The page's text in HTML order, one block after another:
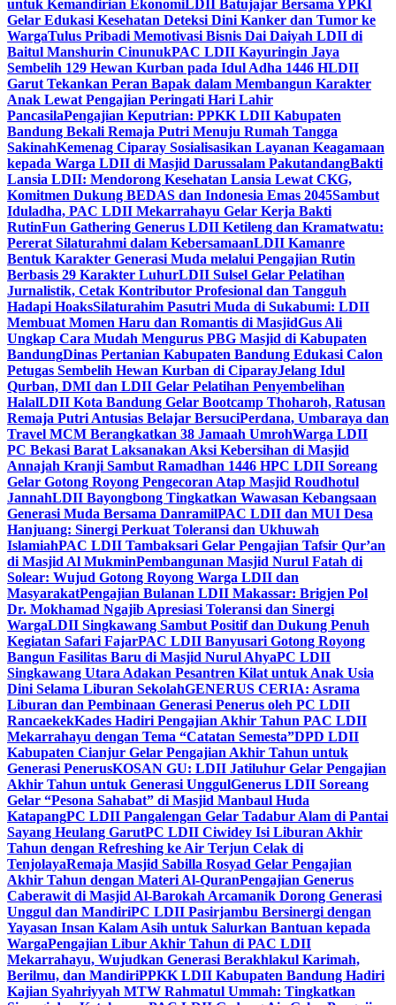
untuk Kemandirian EkonomiLDII Batujajar Bersama YPKI
Gelar Edukasi Kesehatan Deteksi Dini Kanker dan Tumor ke
WargaTulus Pribadi Memotivasi Bisnis Dai Daiyah LDII di
Baitul Manshurin CinunukPAC LDII Kayuringin Jaya
Sembelih 129 Hewan Kurban pada Idul Adha 1446 HLDII
Garut Tekankan Peran Bapak dalam Membangun Karakter
Anak Lewat Pengajian Peringati Hari Lahir
PancasilaPengajian Keputrian: PPKK LDII Kabupaten
Bandung Bekali Remaja Putri Menuju Rumah Tangga
SakinahKemenag Ciparay Sosialisasikan Layanan Keagamaan
kepada Warga LDII di Masjid Darussalam PakutandangBakti
Lansia LDII: Mendorong Kesehatan Lansia Lewat CKG,
Komitmen Dukung BEDAS dan Indonesia Emas 2045Sambut
Iduladha, PAC LDII Mekarrahayu Gelar Kerja Bakti
RutinFun Gathering Generus LDII Ketileng dan Kramatwatu:
Pererat Silaturahmi dalam KebersamaanLDII Kamanre
Bentuk Karakter Generasi Muda melalui Pengajian Rutin
Berbasis 29 Karakter LuhurLDII Sulsel Gelar Pelatihan
Jurnalistik, Cetak Kontributor Profesional dan Tangguh
Hadapi HoaksSilaturahim Pasutri Muda di Sukabumi: LDII
Membuat Momen Haru dan Romantis di MasjidGus Ali
Ungkap Cara Mudah Mengurus PBG Masjid di Kabupaten
BandungDinas Pertanian Kabupaten Bandung Edukasi Calon
Petugas Sembelih Hewan Kurban di CiparayJelang Idul
Qurban, DMI dan LDII Gelar Pelatihan Penyembelihan
HalalLDII Kota Bandung Gelar Bootcamp Thoharoh, Ratusan
Remaja Putri Antusias Belajar BersuciPerdana, Umbaraya dan
Travel MCM Berangkatkan 38 Jamaah UmrohWarga LDII
PC Bekasi Barat Laksanakan Aksi Kebersihan di Masjid
Annajah Kranji Sambut Ramadhan 1446 HPC LDII Soreang
Gelar Gotong Royong Pengecoran Atap Masjid Roudhotul
JannahLDII Bayongbong Tingkatkan Wawasan Kebangsaan
Generasi Muda Bersama DanramilPAC LDII dan MUI Desa
Hanjuang: Sinergi Perkuat Toleransi dan Ukhuwah
IslamiahPAC LDII Tambaksari Gelar Pengajian Tafsir Qur’an
di Masjid Al MukminPembangunan Masjid Nurul Fatah di
Solear: Wujud Gotong Royong Warga LDII dan
MasyarakatPengajian Bulanan LDII Makassar: Brigjen Pol
Dr. Mokhamad Ngajib Apresiasi Toleransi dan Sinergi
WargaLDII Singkawang Sambut Positif dan Dukung Penuh
Kegiatan Safari FajarPAC LDII Banyusari Gotong Royong
Bangun Fasilitas Baru di Masjid Nurul AhyaPC LDII
Singkawang Utara Adakan Pesantren Kilat untuk Anak Usia
Dini Selama Liburan SekolahGENERUS CERIA: Asrama
Liburan dan Pembinaan Generasi Penerus oleh PC LDII
RancaekekKades Hadiri Pengajian Akhir Tahun PAC LDII
Mekarrahayu dengan Tema “Catatan Semesta”DPD LDII
Kabupaten Cianjur Gelar Pengajian Akhir Tahun untuk
Generasi PenerusKOSAN GU: LDII Jatiluhur Gelar Pengajian
Akhir Tahun untuk Generasi UnggulGenerus LDII Soreang
Gelar “Pesona Sahabat” di Masjid Manbaul Huda
KatapangPC LDII Pangalengan Gelar Tadabur Alam di Pantai
Sayang Heulang GarutPC LDII Ciwidey Isi Liburan Akhir
Tahun dengan Refreshing ke Air Terjun Celak di
TenjolayaRemaja Masjid Sabilla Rosyad Gelar Pengajian
Akhir Tahun dengan Materi Al-QuranPengajian Generus
Caberawit di Masjid Al-Barokah Arcamanik Dorong Generasi
Unggul dan MandiriPC LDII Pasirjambu Bersinergi dengan
Yayasan Insan Kalam Asih untuk Salurkan Bantuan kepada
WargaPengajian Libur Akhir Tahun di PAC LDII
Mekarrahayu, Wujudkan Generasi Berakhlakul Karimah,
Berilmu, dan MandiriPPKK LDII Kabupaten Bandung Hadiri
Kajian Syahriyyah MTW Rahmatul Ummah: Tingkatkan